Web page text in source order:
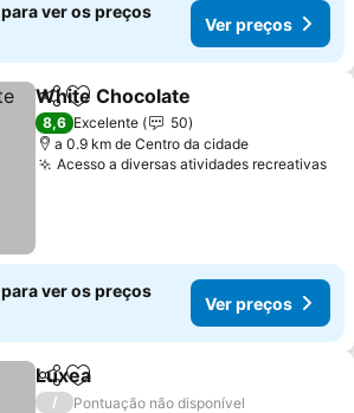
ver os preços
Ver preços
PartilharAdicionar aos favoritos
White Chocolate
8,6 Excelente
50
a 0.9 km de Centro da cidade
Acesso a diversas atividades recreativas
ver os preços
Ver preços
PartilharAdicionar aos favoritos
Luxea
/
Pontuação não disponível